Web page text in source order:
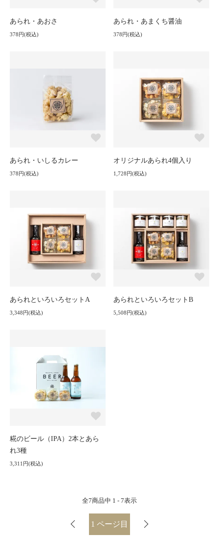
あられ・あおさ
378円(税込)
あられ・あまくち醤油
378円(税込)
あられ・いしるカレー
378円(税込)
オリジナルあられ4個入り
1,728円(税込)
あられといろいろセットA
3,348円(税込)
あられといろいろセットB
5,508円(税込)
糀のビール（IPA）2本とあら
れ3種
3,311円(税込)
全7商品中 1 - 7表示
1 ページ目